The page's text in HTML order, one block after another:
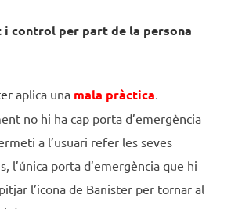
control per part de la persona
aplica una mala pràctica
no hi ha cap porta d’emergència
a l’usuari refer les seves
l’única porta d’emergència que hi
l’icona de Banister per tornar al